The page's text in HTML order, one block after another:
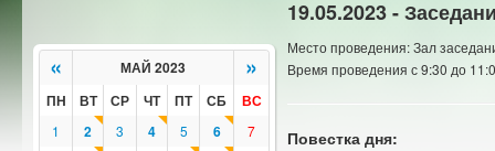
« МАЙ 2023 »
ПН ВТ СР ЧТ ПТ СБ ВС
1 2 3 4 5 6
7
19.05.2023 -
Место проведения: Зал
Время проведения с 9:30 до
Повестка дня: